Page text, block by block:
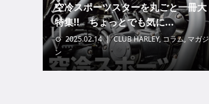
空冷スポーツスターを丸ごと一冊大
特集!! ちょっとでも気に...
2025.02.14 CLUB HARLEY, コラム, マガジ
ン